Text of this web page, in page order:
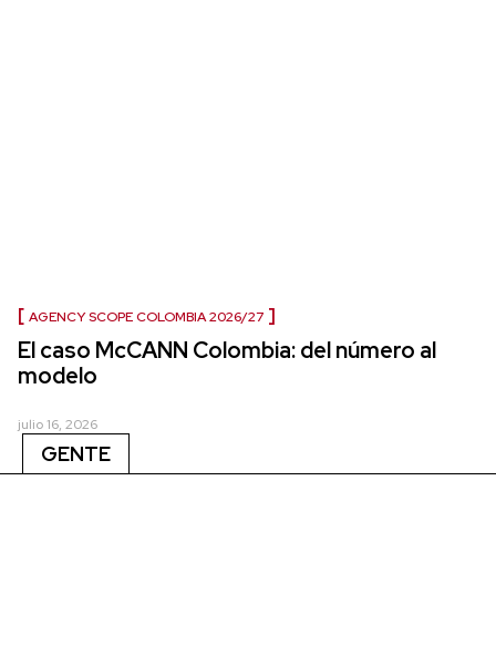
AGENCY SCOPE COLOMBIA 2026/27
El caso McCANN Colombia: del número al
modelo
julio 16, 2026
GENTE